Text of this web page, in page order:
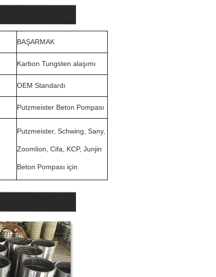
BAŞARMAK
Karbon Tungsten alaşımı
OEM Standardı
Putzmeister Beton Pompası
Putzmeister, Schwing, Sany,
Zoomlion, Cifa, KCP, Junjin
Beton Pompası için